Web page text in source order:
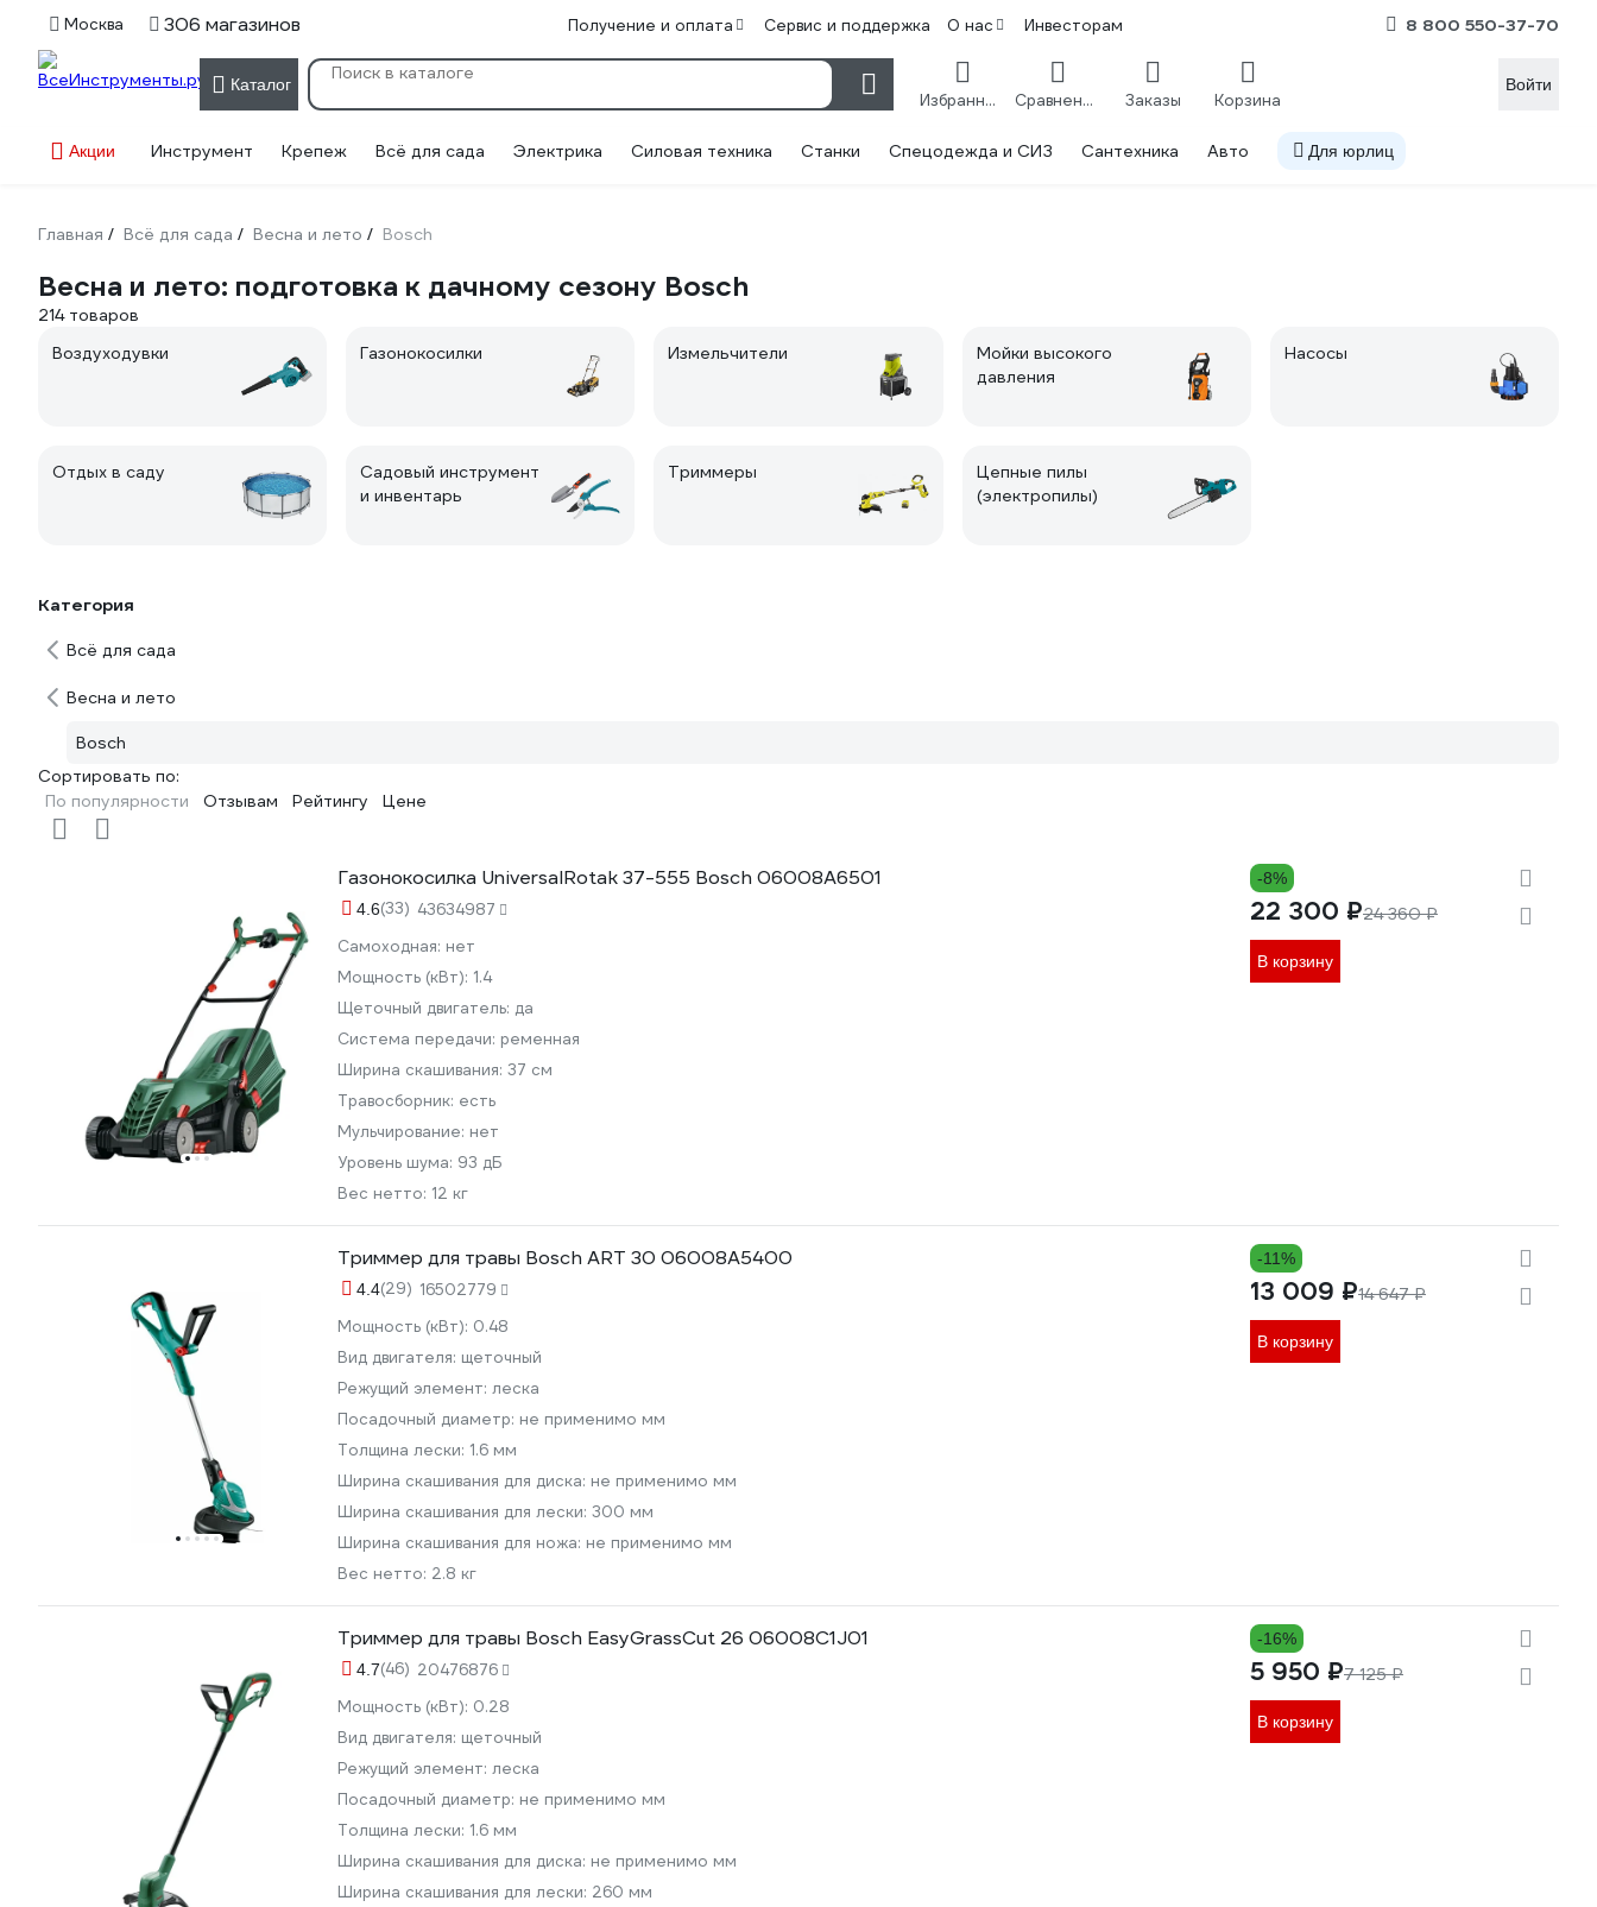
Москва 306 магазинов Получение и оплата Сервис и поддержка О нас Инвесторам 8 800 550-37-70
Каталог
Избранное Сравнение Заказы Корзина
Войти
Акции Инструмент Крепеж Всё для сада Электрика Силовая техника Станки Спецодежда и СИЗ Сантехника Авто Для юрлиц
Главная / Всё для сада / Весна и лето / Bosch
Весна и лето: подготовка к дачному сезону Bosch
214 товаров
Воздуходувки
Газонокосилки Измельчители
Мойки высокого
давления
Насосы
Отдых в саду
Садовый инструмент
и инвентарь
Триммеры
Цепные пилы
(электропилы)
Категория
Всё для сада
Весна и лето
Bosch
Сортировать по:
По популярности
Отзывам Рейтингу Цене
Газонокосилка UniversalRotak 37-555 Bosch 06008A6501
4.6(33) 43634987
Самоходная: нет
Мощность (кВт): 1.4
Щеточный двигатель: да
Система передачи: ременная
Ширина скашивания: 37 см
Травосборник: есть
Мульчирование: нет
Уровень шума: 93 дБ
Вес нетто: 12 кг
-8%
22 300 ₽24 360 ₽
В корзину
Триммер для травы Bosch ART 30 06008A5400
4.4(29) 16502779
Мощность (кВт): 0.48
Вид двигателя: щеточный
Режущий элемент: леска
Посадочный диаметр: не применимо мм
Толщина лески: 1.6 мм
Ширина скашивания для диска: не применимо мм
Ширина скашивания для лески: 300 мм
Ширина скашивания для ножа: не применимо мм
Вес нетто: 2.8 кг
-11%
13 009 ₽14 647 ₽
В корзину
Триммер для травы Bosch EasyGrassCut 26 06008C1J01
4.7(46) 20476876
Мощность (кВт): 0.28
Вид двигателя: щеточный
Режущий элемент: леска
Посадочный диаметр: не применимо мм
Толщина лески: 1.6 мм
Ширина скашивания для диска: не применимо мм
Ширина скашивания для лески: 260 мм
-16%
5 950 ₽7 125 ₽
В корзину